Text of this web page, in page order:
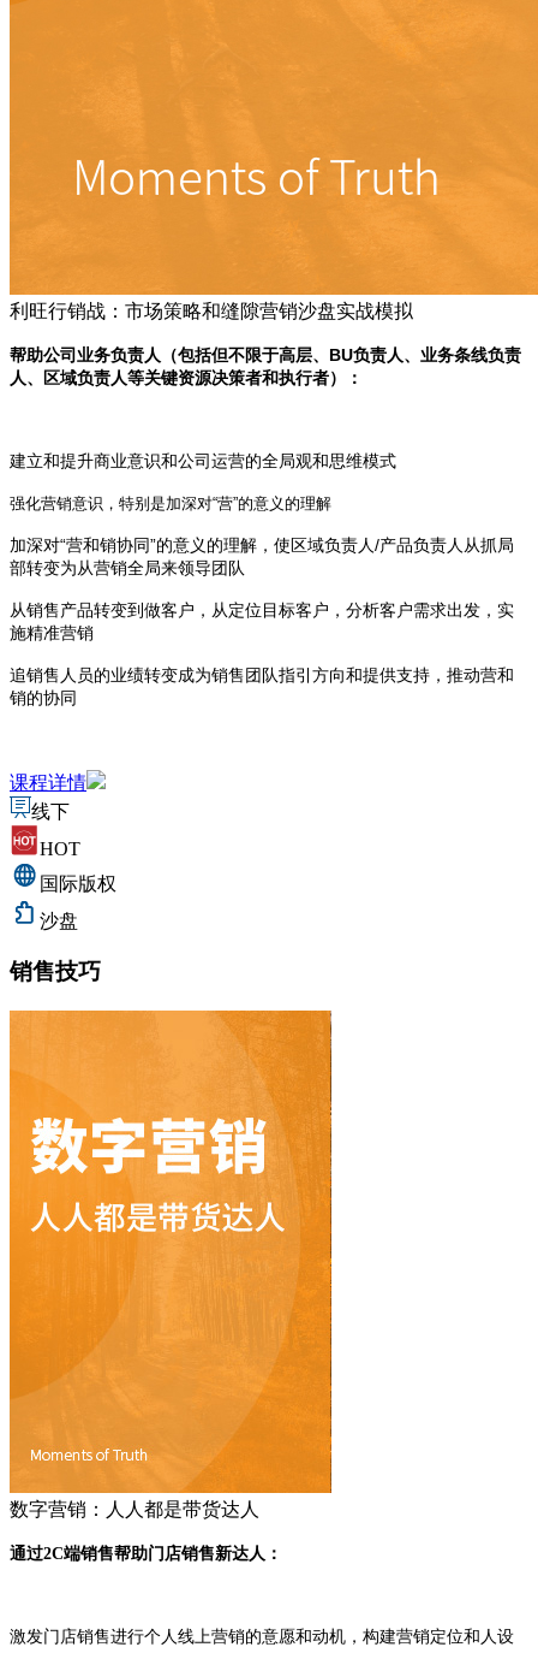
利旺行销战：市场策略和缝隙营销沙盘实战模拟
帮助公司业务负责人
（包括但不限于高层、BU负责人、业务条线负责
人、区域负责人等关键资源决策者和执行者）
：
建立和提升商业意识和公司运营的全局观和思维模式
强化营销意识，特别是加深对“营”的意义的理解
加深对“营和销协同”的意义的理解，使区域负责人/产品负责人从抓局
部转变为从营销全局来领导团队
从销售产品转变到做客户，从定位目标客户，分析客户需求出发，实
施精准营销
追销售人员的业绩转变成为销售团队指引方向和提供支持，推动营和
销的协同
课程详情
线下
HOT
国际版权
沙盘
销售技巧
数字营销：人人都是带货达人
通过2C端销售帮助门店销售新达人：
激发门店销售进行个人线上营销的意愿和动机，构建营销定位和人设